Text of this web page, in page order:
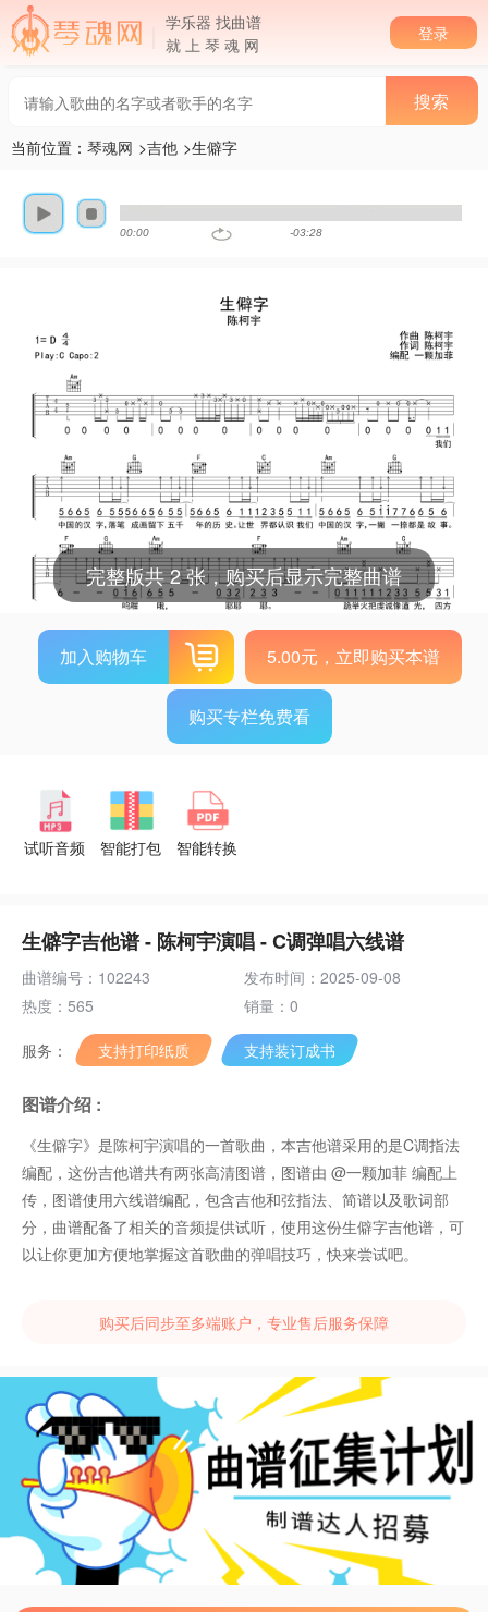
学乐器 找曲谱
就 上 琴 魂 网
登录
当前位置： 琴魂网 >吉他 >生僻字
00:00 -03:28
完整版共 2 张，购买后显示完整曲谱
加入购物车 5.00元，立即购买本谱
购买专栏免费看
试听音频 智能打包 智能转换
生僻字吉他谱 - 陈柯宇演唱 - C调弹唱六线谱
曲谱编号：102243
发布时间：2025-09-08
热度：565
销量：0
服务： 支持打印纸质 支持装订成书
图谱介绍 :
《生僻字》是陈柯宇演唱的一首歌曲，本吉他谱采用的是C调指法
编配，这份吉他谱共有两张高清图谱，图谱由 @一颗加菲 编配上
传，图谱使用六线谱编配，包含吉他和弦指法、简谱以及歌词部
分，曲谱配备了相关的音频提供试听，使用这份生僻字吉他谱，可
以让你更加方便地掌握这首歌曲的弹唱技巧，快来尝试吧。
购买后同步至多端账户，专业售后服务保障